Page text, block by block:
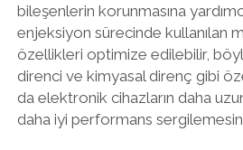
bileşenlerin korunmasına
enjeksiyon sürecinde kullanılan
özellikleri optimize edilebilir,
direnci ve kimyasal direnç gibi
da elektronik cihazların daha
daha iyi performans